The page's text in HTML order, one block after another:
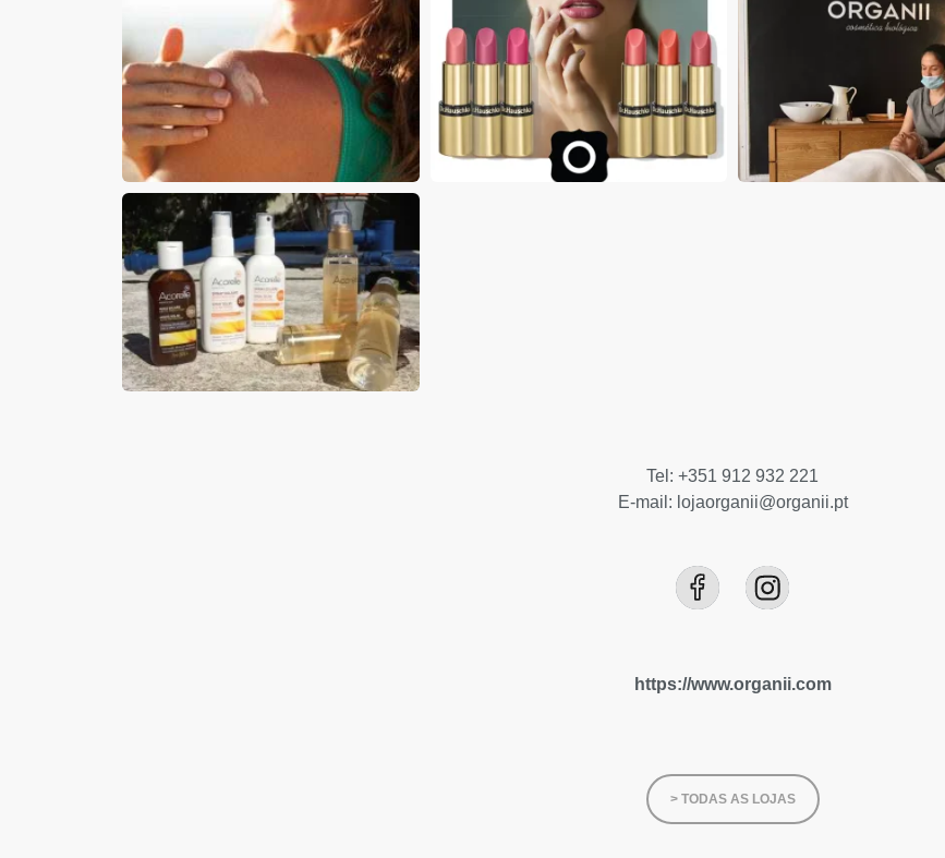
Tel: +351 912 932 221
E-mail: lojaorganii@organii.pt
https://www.organii.com
> TODAS AS LOJAS